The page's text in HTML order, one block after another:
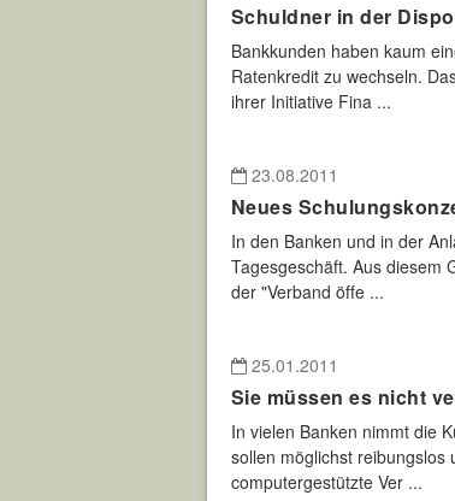
Schuldner in der
Bankkunden haben kaum
Ratenkredit zu wechseln.
ihrer Initiative Fina ...
23.08.2011
Neues
In den Banken und in der
Tagesgeschäft. Aus diesem
der "Verband öffe ...
25.01.2011
Sie müssen es nicht
In vielen Banken nimmt die
sollen möglichst
computergestützte Ver ...